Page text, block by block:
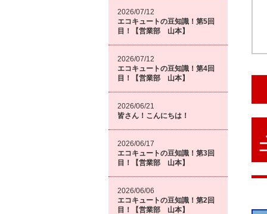
2026/07/12
エコキュートの豆知識！第5回
目！【営業部 山本】
2026/07/12
エコキュートの豆知識！第4回
目！【営業部 山本】
2026/06/21
皆さん！こんにちは！
2026/06/17
エコキュートの豆知識！第3回
目！【営業部 山本】
2026/06/06
エコキュートの豆知識！第2回
目！【営業部 山本】